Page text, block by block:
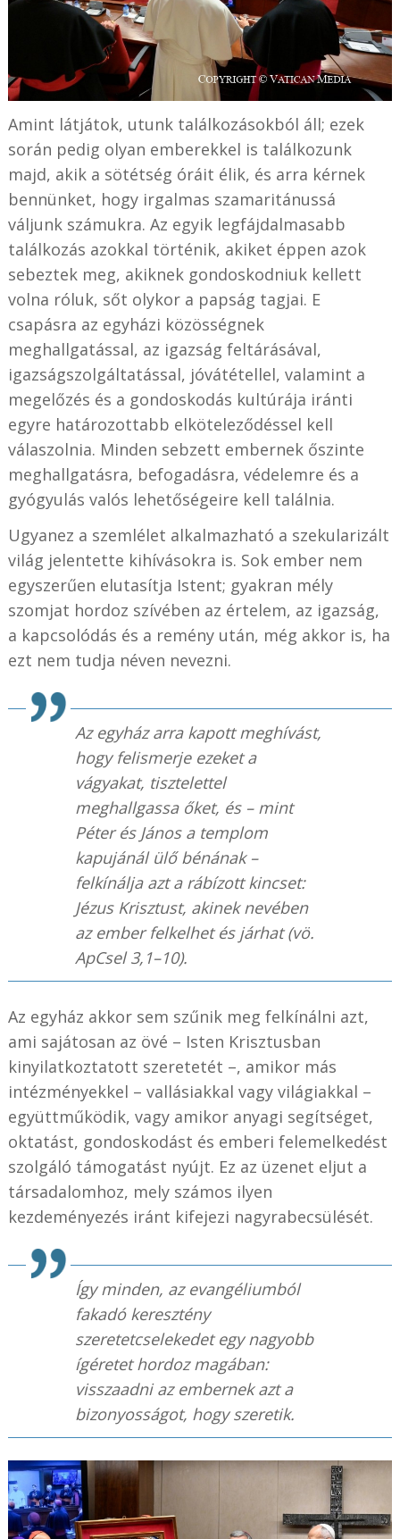
Amint látjátok, utunk találkozásokból áll; ezek
során pedig olyan emberekkel is találkozunk
majd, akik a sötétség óráit élik, és arra kérnek
bennünket, hogy irgalmas szamaritánussá
váljunk számukra. Az egyik legfájdalmasabb
találkozás azokkal történik, akiket éppen azok
sebeztek meg, akiknek gondoskodniuk kellett
volna róluk, sőt olykor a papság tagjai. E
csapásra az egyházi közösségnek
meghallgatással, az igazság feltárásával,
igazságszolgáltatással, jóvátétellel, valamint a
megelőzés és a gondoskodás kultúrája iránti
egyre határozottabb elköteleződéssel kell
válaszolnia. Minden sebzett embernek őszinte
meghallgatásra, befogadásra, védelemre és a
gyógyulás valós lehetőségeire kell találnia.
Ugyanez a szemlélet alkalmazható a szekularizált
világ jelentette kihívásokra is. Sok ember nem
egyszerűen elutasítja Istent; gyakran mély
szomjat hordoz szívében az értelem, az igazság,
a kapcsolódás és a remény után, még akkor is, ha
ezt nem tudja néven nevezni.
Az egyház arra kapott meghívást,
hogy felismerje ezeket a
vágyakat, tisztelettel
meghallgassa őket, és – mint
Péter és János a templom
kapujánál ülő bénának –
felkínálja azt a rábízott kincset:
Jézus Krisztust, akinek nevében
az ember felkelhet és járhat (vö.
ApCsel 3,1–10).
Az egyház akkor sem szűnik meg felkínálni azt,
ami sajátosan az övé – Isten Krisztusban
kinyilatkoztatott szeretetét –, amikor más
intézményekkel – vallásiakkal vagy világiakkal –
együttműködik, vagy amikor anyagi segítséget,
oktatást, gondoskodást és emberi felemelkedést
szolgáló támogatást nyújt. Ez az üzenet eljut a
társadalomhoz, mely számos ilyen
kezdeményezés iránt kifejezi nagyrabecsülését.
Így minden, az evangéliumból
fakadó keresztény
szeretetcselekedet egy nagyobb
ígéretet hordoz magában:
visszaadni az embernek azt a
bizonyosságot, hogy szeretik.